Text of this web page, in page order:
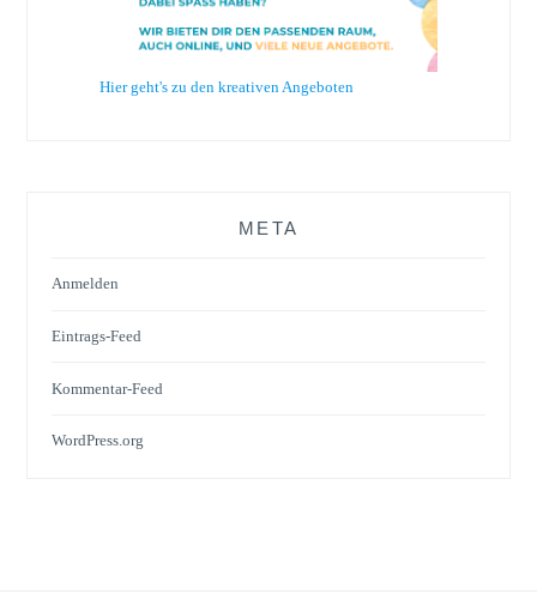
Hier geht's zu den kreativen Angeboten
META
Anmelden
Eintrags-Feed
Kommentar-Feed
WordPress.org